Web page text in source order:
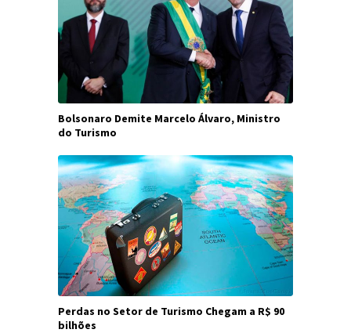
Bolsonaro Demite Marcelo Álvaro, Ministro
do Turismo
Perdas no Setor de Turismo Chegam a R$ 90
bilhões